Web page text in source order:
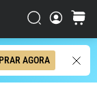
AGORA
Procurar
cesto
Procurar